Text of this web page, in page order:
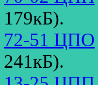
179кБ).
72-51 ЦПО
241кБ).